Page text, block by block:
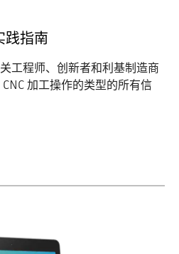
践指南
工程师、创新者和利基制造商
加工操作的类型的所有信